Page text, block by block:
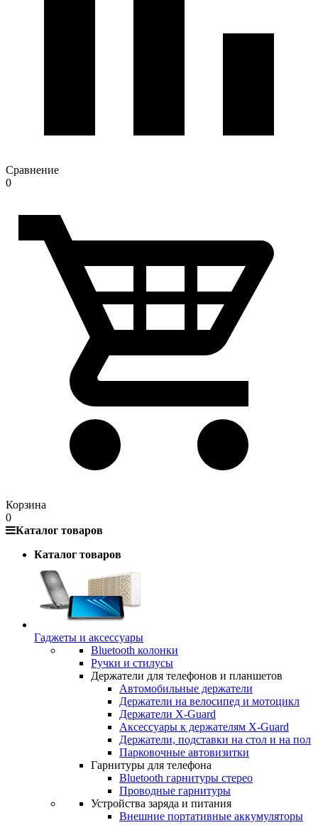
Сравнение
0
Корзина
0
Каталог товаров
Каталог товаров
Гаджеты и аксессуары
Bluetooth колонки
Ручки и стилусы
Держатели для телефонов и планшетов
Автомобильные держатели
Держатели на велосипед и мотоцикл
Держатели X-Guard
Аксессуары к держателям X-Guard
Держатели, подставки на стол и на пол
Парковочные автовизитки
Гарнитуры для телефона
Bluetooth гарнитуры стерео
Проводные гарнитуры
Устройства заряда и питания
Внешние портативные аккумуляторы